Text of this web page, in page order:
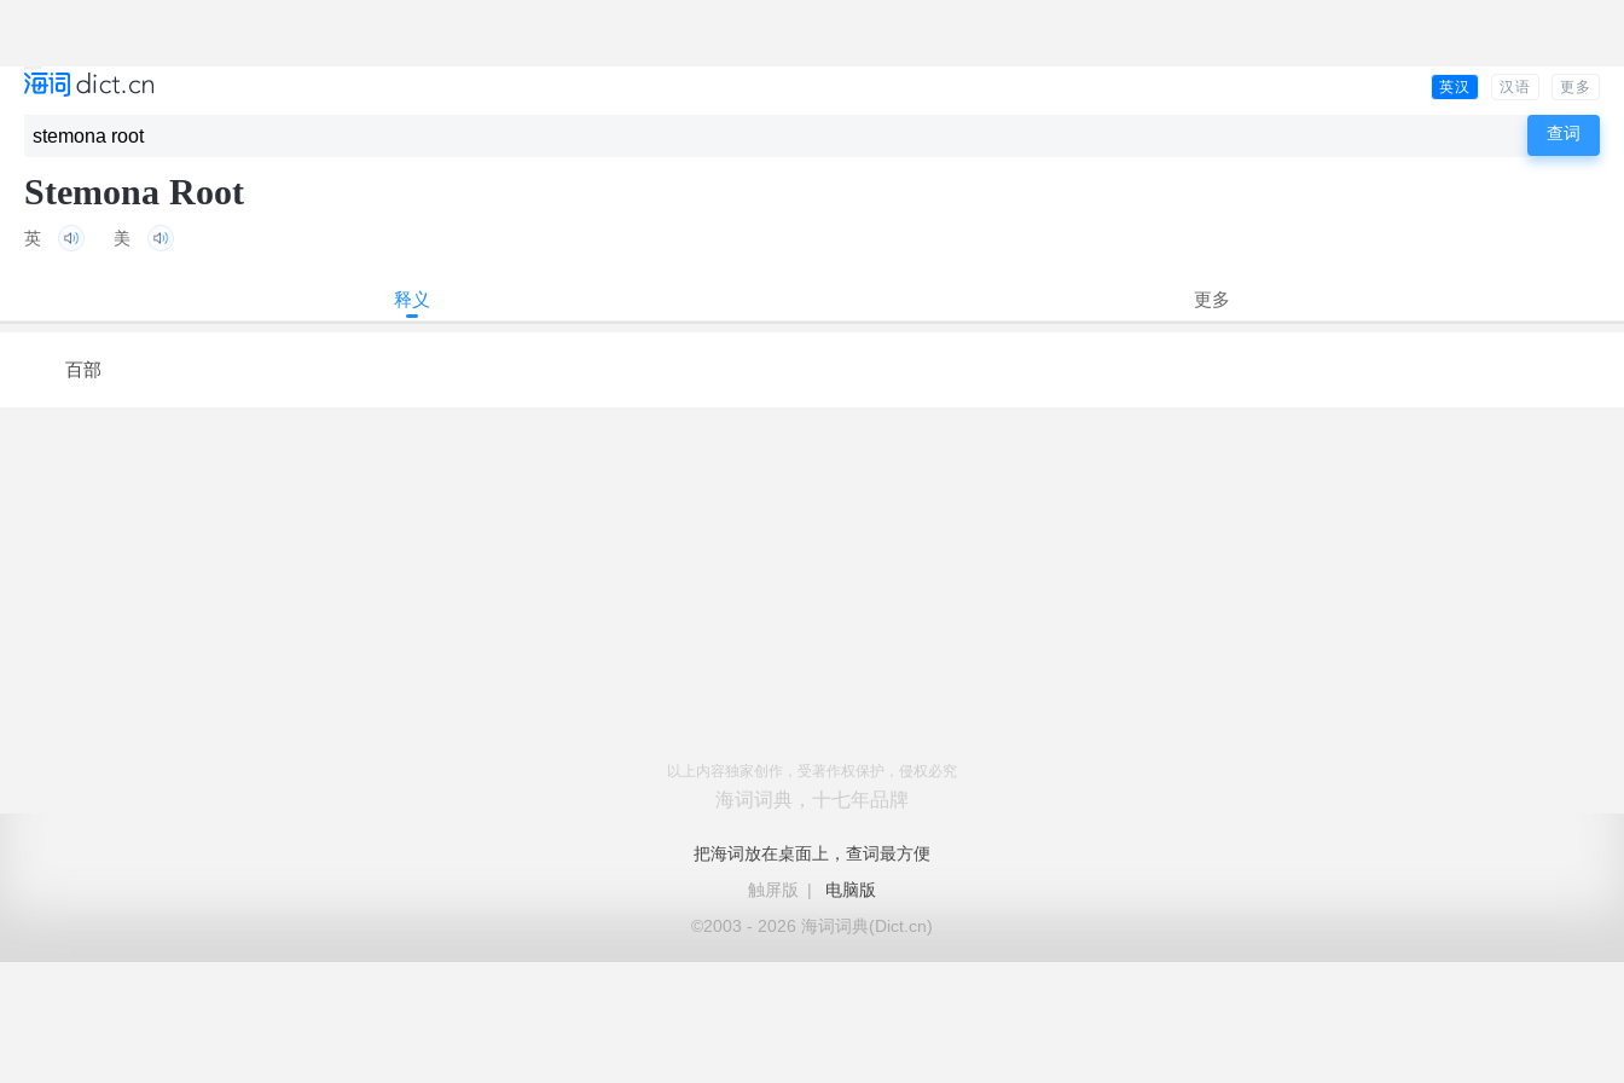
英汉 汉语 更多
Stemona Root
英 美
释义 更多
百部
以上内容独家创作，受著作权保护，侵权必究
海词词典，十七年品牌
把海词放在桌面上，查词最方便
触屏版
|
电脑版
©2003 - 2026 海词词典(Dict.cn)